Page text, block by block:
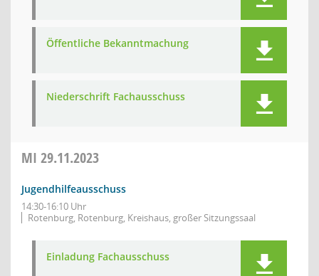
Öffentliche Bekanntmachung
Niederschrift Fachausschuss
MI 29.11.2023
Jugendhilfeausschuss
14:30-16:10 Uhr
Rotenburg, Rotenburg, Kreishaus, großer Sitzungssaal
Einladung Fachausschuss